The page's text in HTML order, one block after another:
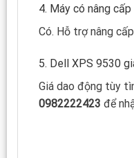
4. Máy có nâng
Có. Hỗ trợ nâng
5. Dell XPS 9530
Giá dao động tùy
0982222423 để